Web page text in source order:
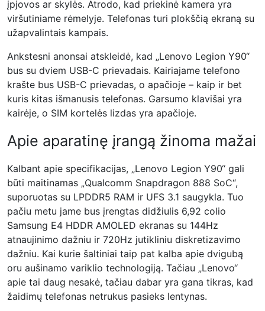
įpjovos ar skylės. Atrodo, kad priekinė kamera yra
viršutiniame rėmelyje. Telefonas turi plokščią ekraną su
užapvalintais kampais.
Ankstesni anonsai atskleidė, kad „Lenovo Legion Y90“
bus su dviem USB-C prievadais. Kairiajame telefono
krašte bus USB-C prievadas, o apačioje – kaip ir bet
kuris kitas išmanusis telefonas. Garsumo klavišai yra
kairėje, o SIM kortelės lizdas yra apačioje.
Apie aparatinę įrangą žinoma mažai
Kalbant apie specifikacijas, „Lenovo Legion Y90“ gali
būti maitinamas „Qualcomm Snapdragon 888 SoC“,
suporuotas su LPDDR5 RAM ir UFS 3.1 saugykla. Tuo
pačiu metu jame bus įrengtas didžiulis 6,92 colio
Samsung E4 HDDR AMOLED ekranas su 144Hz
atnaujinimo dažniu ir 720Hz jutikliniu diskretizavimo
dažniu. Kai kurie šaltiniai taip pat kalba apie dvigubą
oru aušinamo variklio technologiją. Tačiau „Lenovo“
apie tai daug nesakė, tačiau dabar yra gana tikras, kad
žaidimų telefonas netrukus pasieks lentynas.